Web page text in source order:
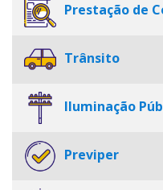
Prestação de
Trânsito
Iluminação
Previper